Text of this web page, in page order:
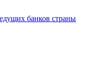
банков страны